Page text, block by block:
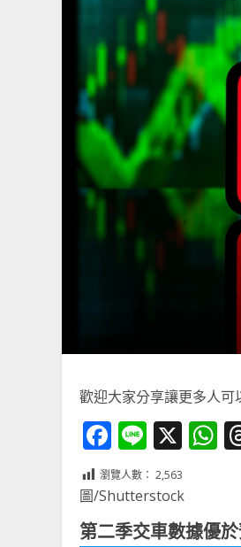
歡迎大家分享讓更多人可
Facebook
Line
X
瀏覽人數： 2,563
圖/Shutterstock
第二季交車數據優